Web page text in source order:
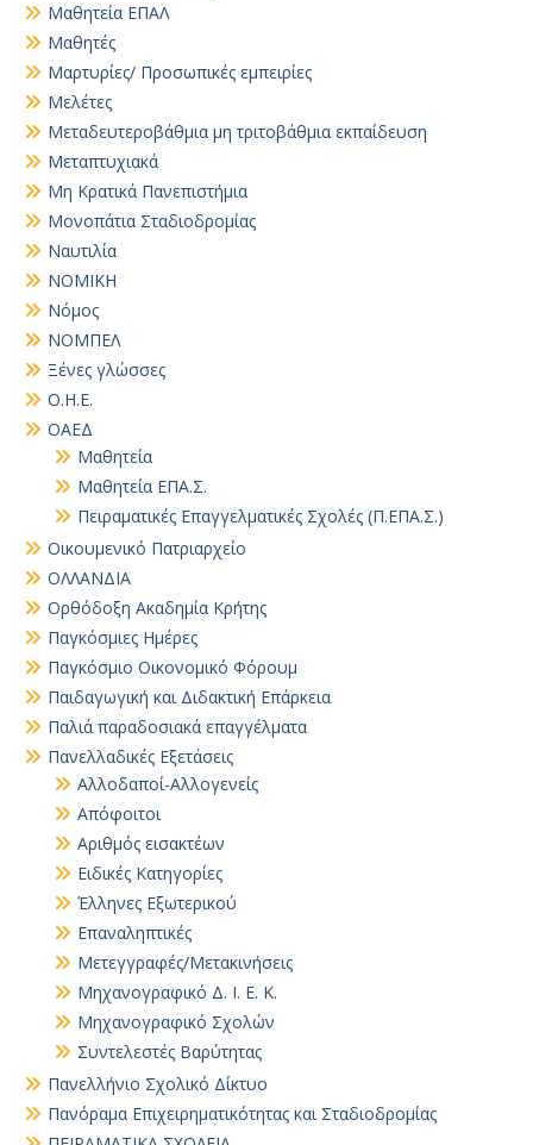
Μαθητεία ΕΠΑΛ
Μαθητές
Μαρτυρίες/ Προσωπικές εμπειρίες
Μελέτες
Μεταδευτεροβάθμια μη τριτοβάθμια εκπαίδευση
Μεταπτυχιακά
Μη Κρατικά Πανεπιστήμια
Μονοπάτια Σταδιοδρομίας
Ναυτιλία
ΝΟΜΙΚΗ
Νόμος
ΝΟΜΠΕΛ
Ξένες γλώσσες
Ο.Η.Ε.
ΟΑΕΔ
Μαθητεία
Μαθητεία ΕΠΑ.Σ.
Πειραματικές Επαγγελματικές Σχολές (Π.ΕΠΑ.Σ.)
Οικουμενικό Πατριαρχείο
ΟΛΛΑΝΔΙΑ
Ορθόδοξη Ακαδημία Κρήτης
Παγκόσμιες Ημέρες
Παγκόσμιο Οικονομικό Φόρουμ
Παιδαγωγική και Διδακτική Επάρκεια
Παλιά παραδοσιακά επαγγέλματα
Πανελλαδικές Εξετάσεις
Αλλοδαποί-Αλλογενείς
Απόφοιτοι
Αριθμός εισακτέων
Ειδικές Κατηγορίες
Έλληνες Εξωτερικού
Επαναληπτικές
Μετεγγραφές/Μετακινήσεις
Μηχανογραφικό Δ. Ι. Ε. Κ.
Μηχανογραφικό Σχολών
Συντελεστές Βαρύτητας
Πανελλήνιο Σχολικό Δίκτυο
Πανόραμα Επιχειρηματικότητας και Σταδιοδρομίας